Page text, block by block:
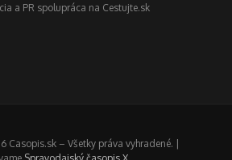
a PR spolupráca na Cestujte.sk
Casopis.sk – Všetky práva vyhradené. |